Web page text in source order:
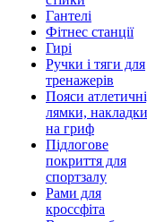
Гантелі
Фітнес станції
Гирі
Ручки і тяги для
тренажерів
Пояси
лямки, накладки
на гриф
Підлогове
покриття для
спортзалу
Рами для
кроссфіта